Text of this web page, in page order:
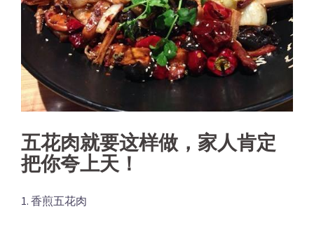
五花肉就要这样做，家人肯定
把你夸上天！
1. 香煎五花肉